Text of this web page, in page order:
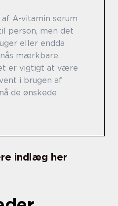
A-vitamin serum
person, men det
eller endda
mærkbare
er vigtigt at være
i brugen af
de ønskede
indlæg her